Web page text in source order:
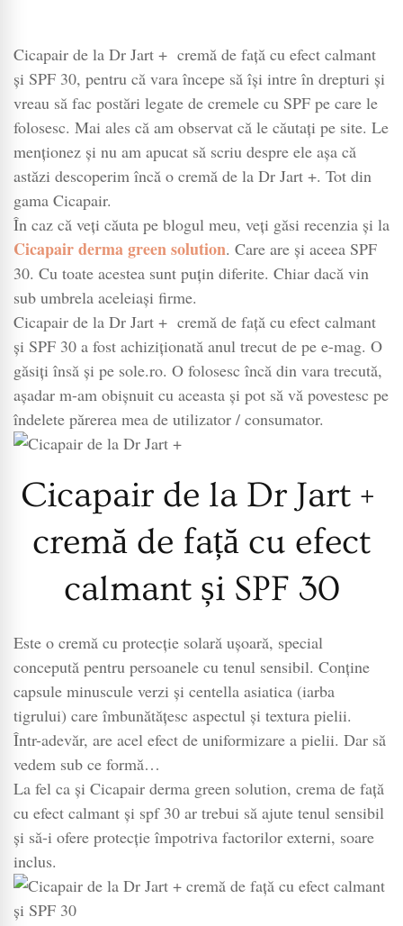
la
Dr
Jart
de
față
efect
calmant
și
30
Cicapair de la Dr Jart + cremă de față cu efect calmant
și SPF 30, pentru că vara începe să își intre în drepturi și
vreau să fac postări legate de cremele cu SPF pe care le
folosesc. Mai ales că am observat că le căutați pe site. Le
menționez și nu am apucat să scriu despre ele așa că
astăzi descoperim încă o cremă de la Dr Jart +. Tot din
gama Cicapair.
În caz că veți căuta pe blogul meu, veți găsi recenzia și la
Cicapair derma green solution. Care are și aceea SPF
30. Cu toate acestea sunt puțin diferite. Chiar dacă vin
sub umbrela aceleiași firme.
Cicapair de la Dr Jart + cremă de față cu efect calmant
și SPF 30 a fost achiziționată anul trecut de pe e-mag. O
găsiți însă și pe sole.ro. O folosesc încă din vara trecută,
așadar m-am obișnuit cu aceasta și pot să vă povestesc pe
îndelete părerea mea de utilizator / consumator.
Cicapair de la Dr Jart +
cremă de față cu efect
calmant și SPF 30
Este o cremă cu protecție solară ușoară, special
concepută pentru persoanele cu tenul sensibil. Conține
capsule minuscule verzi și centella asiatica (iarba
tigrului) care îmbunătățesc aspectul și textura pielii.
Într-adevăr, are acel efect de uniformizare a pielii. Dar să
vedem sub ce formă…
La fel ca și Cicapair derma green solution, crema de față
cu efect calmant și spf 30 ar trebui să ajute tenul sensibil
și să-i ofere protecție împotriva factorilor externi, soare
inclus.